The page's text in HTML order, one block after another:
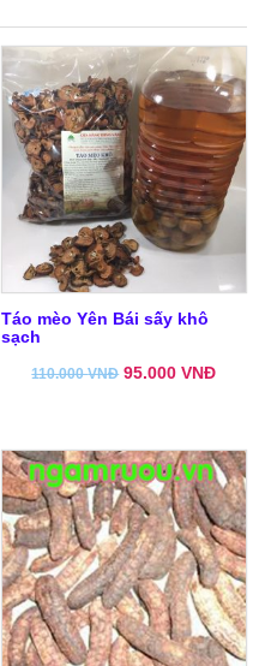
Táo mèo Yên Bái sấy khô
sạch
110.000VNĐ 95.000VNĐ